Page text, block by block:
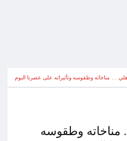
… مناخاته وطقوسه وتأثيراته على عصرنا اليوم
مناخاته وطقوسه